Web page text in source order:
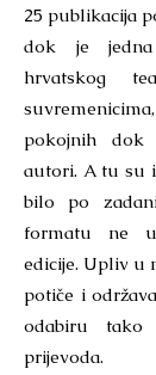
25 publikacija
dok je jedna
hrvatskog
pokojnih dok
autori. A tu su i
bilo po
formatu ne
edicije. Upliv u
potiče i
odabiru
prijevoda.